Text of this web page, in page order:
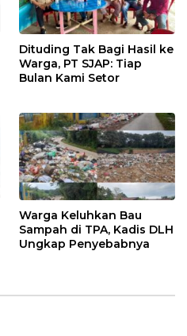
Dituding Tak Bagi Hasil ke
Warga, PT SJAP: Tiap
Bulan Kami Setor
Warga Keluhkan Bau
Sampah di TPA, Kadis DLH
Ungkap Penyebabnya